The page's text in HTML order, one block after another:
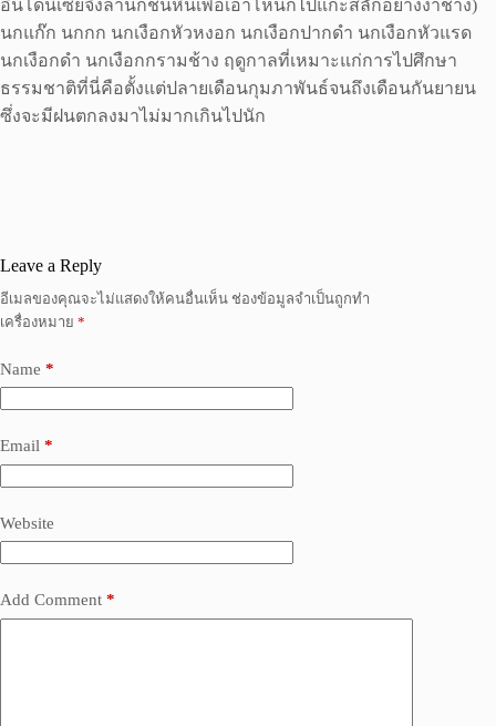
อินโดนีเซียจึงล่านกชนหินเพื่อเอาโหนกไปแกะสลักอย่างงาช้าง)
นกแก๊ก นกกก นกเงือกหัวหงอก นกเงือกปากดำ นกเงือกหัวแรด
นกเงือกดำ นกเงือกกรามช้าง ฤดูกาลที่เหมาะแก่การไปศึกษา
ธรรมชาติที่นี่คือตั้งแต่ปลายเดือนกุมภาพันธ์จนถึงเดือนกันยายน
ซึ่งจะมีฝนตกลงมาไม่มากเกินไปนัก
Leave a Reply
อีเมลของคุณจะไม่แสดงให้คนอื่นเห็น ช่องข้อมูลจำเป็นถูกทำ
เครื่องหมาย *
Name *
Email *
Website
Add Comment *